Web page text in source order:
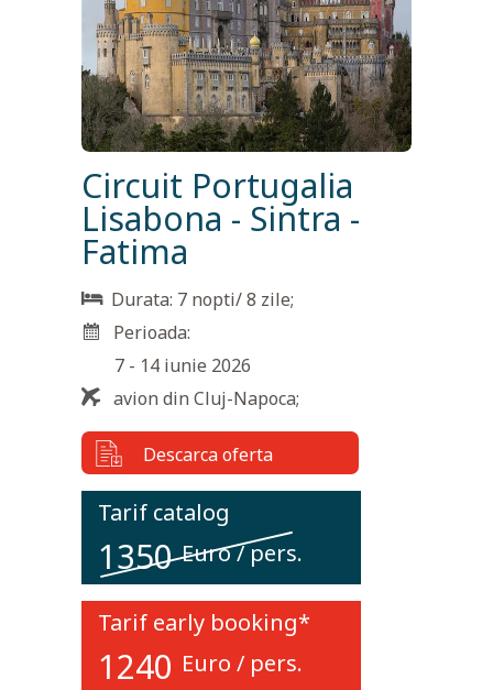
Circuit Portugalia
Lisabona - Sintra -
Fatima
Durata: 7 nopti/ 8 zile;
Perioada:
7 - 14 iunie 2026
avion din Cluj-Napoca;
Descarca oferta
Tarif catalog
1350 Euro/ pers.
Tarif early booking*
1240 Euro / pers.